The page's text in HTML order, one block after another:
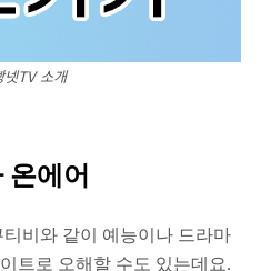
넷TV 소개
에어
비와 같이 예능이나 드라마
트로 오해할 수도 있는데요.